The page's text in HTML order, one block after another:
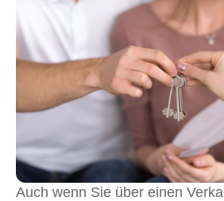
Auch wenn Sie über einen